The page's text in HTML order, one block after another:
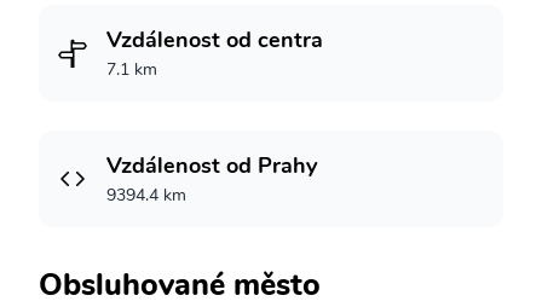
Vzdálenost od centra
7.1 km
Vzdálenost od Prahy
9394.4 km
Obsluhované město